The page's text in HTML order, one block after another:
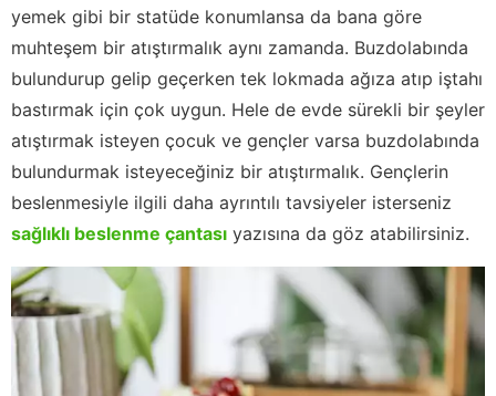
yemek gibi bir statüde konumlansa da bana göre
muhteşem bir atıştırmalık aynı zamanda. Buzdolabında
bulundurup gelip geçerken tek lokmada ağıza atıp iştahı
bastırmak için çok uygun. Hele de evde sürekli bir şeyler
atıştırmak isteyen çocuk ve gençler varsa buzdolabında
bulundurmak isteyeceğiniz bir atıştırmalık. Gençlerin
beslenmesiyle ilgili daha ayrıntılı tavsiyeler isterseniz
sağlıklı beslenme çantası yazısına da göz atabilirsiniz.